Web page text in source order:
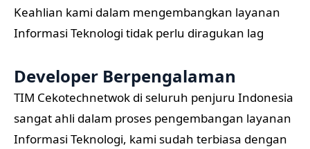
Keahlian kami dalam mengembangkan layanan
Informasi Teknologi tidak perlu diragukan lag
Developer Berpengalaman
TIM Cekotechnetwok di seluruh penjuru Indonesia
sangat ahli dalam proses pengembangan layanan
Informasi Teknologi, kami sudah terbiasa dengan